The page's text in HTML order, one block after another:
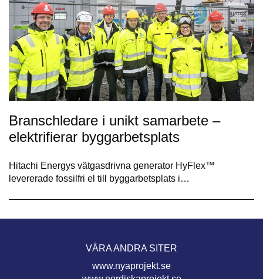
Branschledare i unikt samarbete –
elektrifierar byggarbetsplats
Hitachi Energys vätgasdrivna generator HyFlex™
levererade fossilfri el till byggarbetsplats i…
VÅRA ANDRA SITER
www.nyaprojekt.se